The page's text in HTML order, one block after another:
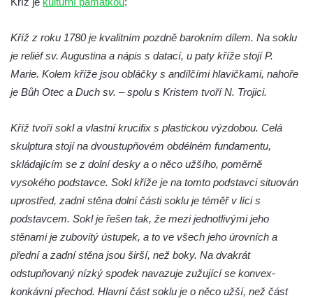
v Kamenném Újezdě
Kříž v Dělnické ulici v Kamenném Újezdě
Boží muka na křižovatce ulic Latrán a K
Malší ve Velešíně
Centrální kříž hřbitova ve Velešíně
Kříž u brány na hřbitov ve Velešíně
Kříž na zahradě domu čp. 127 v Římově
Kříž u fary v Římově
Kříž u lípy Jana Gurreho v Římově
Boží muka u hřbitova v Římově
Centrální kříž hřbitova v Římově
Kříž poblíž domu čp. 169 v Plavu
Kříž z roku 1780 je kvalitním pozdně barokním dílem. Na soklu
je reliéf sv. Augustina a nápis s datací, u paty kříže stojí P.
Marie. Kolem kříže jsou obláčky s andílčími hlavičkami, nahoře
je Bůh Otec a Duch sv. – spolu s Kristem tvoří N. Trojici.
Kříž tvoří sokl a vlastní krucifix s plastickou výzdobou. Celá
skulptura stojí na dvoustupňovém obdélném fundamentu,
skládajícím se z dolní desky a o něco užšího, poměrně
vysokého podstavce. Sokl kříže je na tomto podstavci situován
uprostřed, zadní stěna dolní části soklu je téměř v líci s
podstavcem. Sokl je řešen tak, že mezi jednotlivými jeho
stěnami je zubovitý ústupek, a to ve všech jeho úrovních a
přední a zadní stěna jsou širší, než boky. Na dvakrát
odstupňovaný nízký spodek navazuje zužující se konvex-
konkávní přechod. Hlavní část soklu je o něco užší, než část